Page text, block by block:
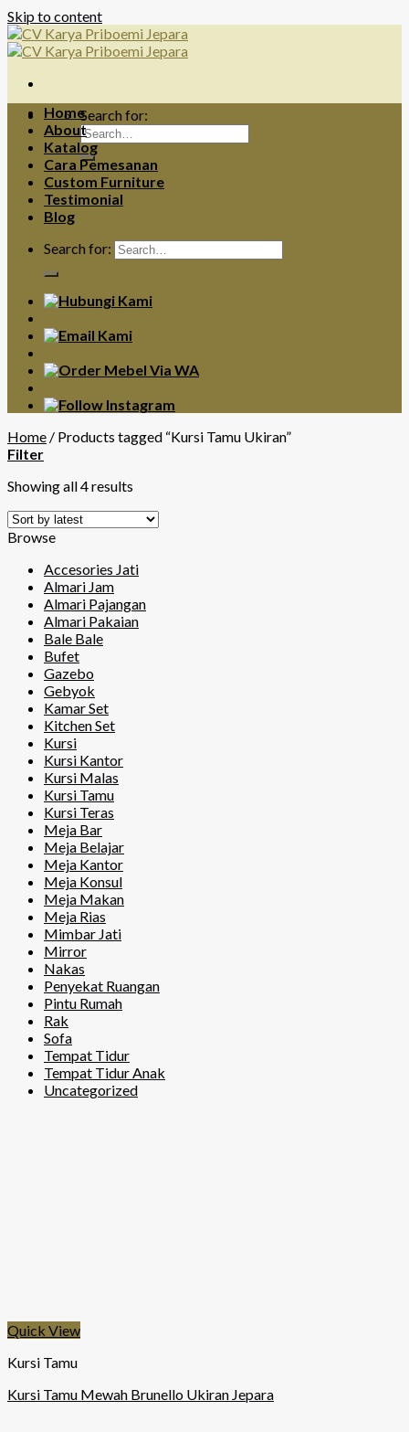
Skip to content
Search for:
Home
About
Katalog
Cara Pemesanan
Custom Furniture
Testimonial
Blog
Search for:
Home / Products tagged “Kursi Tamu Ukiran”
Filter
Showing all 4 results
Browse
Accesories Jati
Almari Jam
Almari Pajangan
Almari Pakaian
Bale Bale
Bufet
Gazebo
Gebyok
Kamar Set
Kitchen Set
Kursi
Kursi Kantor
Kursi Malas
Kursi Tamu
Kursi Teras
Meja Bar
Meja Belajar
Meja Kantor
Meja Konsul
Meja Makan
Meja Rias
Mimbar Jati
Mirror
Nakas
Penyekat Ruangan
Pintu Rumah
Rak
Sofa
Tempat Tidur
Tempat Tidur Anak
Uncategorized
Quick View
Kursi Tamu
Kursi Tamu Mewah Brunello Ukiran Jepara